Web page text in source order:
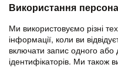
Використання
Ми використовуємо різні
інформації, коли ви
включати запис одного або
ідентифікаторів. Ми також